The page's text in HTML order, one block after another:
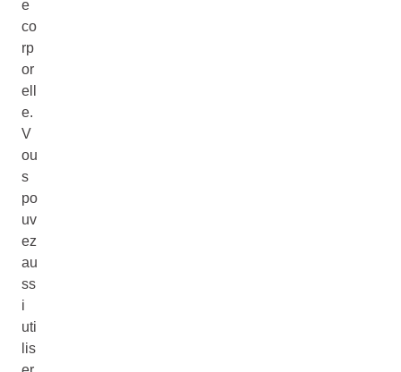
e
co
rp
or
ell
e.
V
ou
s
po
uv
ez
au
ss
i
uti
lis